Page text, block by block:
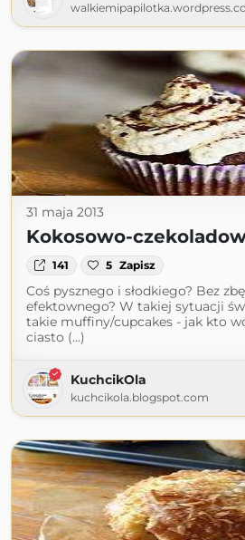
31 maja 2013
Kokosowo-
141 5 Zapisz
Coś pysznego i słodkiego? Bez
efektownego? W takiej sytuacji
takie muffiny/cupcakes - jak kto
ciasto (...)
KuchcikOla
kuchcikola.blogspot.com